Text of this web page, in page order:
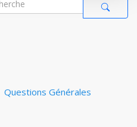
Questions Générales